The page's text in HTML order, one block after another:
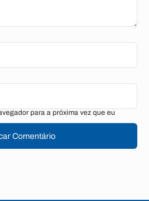
para a próxima vez que eu
Comentário